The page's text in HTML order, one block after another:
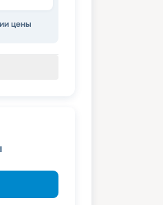
цены